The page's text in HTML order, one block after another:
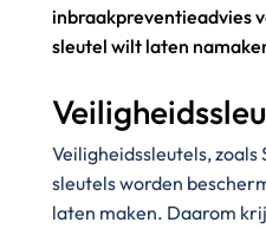
inbraakpreventieadvies
sleutel wilt laten
Veiligheidssleutels,
sleutels worden
laten maken. Daarom